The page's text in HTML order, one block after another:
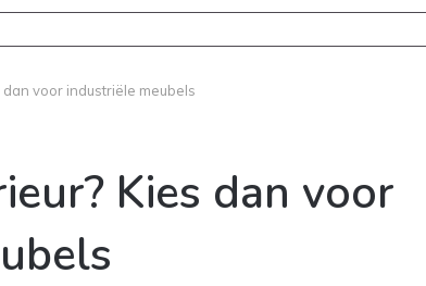
dan voor industriële meubels
Kies dan voor